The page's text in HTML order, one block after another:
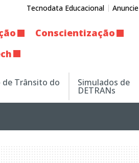
Tecnodata Educacional Anuncie
Conscientização
de Trânsito do Simulados de
DETRANs